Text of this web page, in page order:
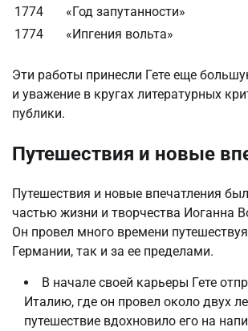
1774
«Год запутанности»
1774
«Ипгения вольта»
Эти работы принесли Гете еще
и уважение в кругах литературных
публики.
Путешествия и новые
Путешествия и новые впечатления
частью жизни и творчества Иоганна
Он провел много времени
Германии, так и за ее пределами.
В начале своей карьеры Гете
Италию, где он провел около двух
путешествие вдохновило его на